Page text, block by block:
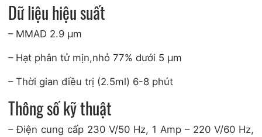
Dữ liệu hiệu suất
– MMAD 2.9 μm
– Hạt phân tử mịn,nhỏ 77% dưới 5 μm
– Thời gian điều trị (2.5ml) 6-8 phút
Thông số kỹ thuật
– Điện cung cấp 230 V/50 Hz, 1 Amp – 220 V/60 Hz,